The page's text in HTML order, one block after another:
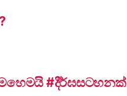
#දීර්ඝසටහනක්